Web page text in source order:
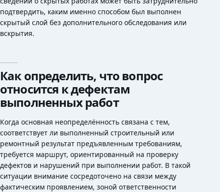
подтвердить, каким именно способом был выполнен
скрытый слой без дополнительного обследования или
вскрытия.
Как определить, что вопрос
относится к дефектам
выполненных работ
Когда основная неопределённость связана с тем,
соответствует ли выполненный строительный или
ремонтный результат предъявленным требованиям,
требуется маршрут, ориентированный на проверку
дефектов и нарушений при выполнении работ. В такой
ситуации внимание сосредоточено на связи между
фактическим проявлением, зоной ответственности